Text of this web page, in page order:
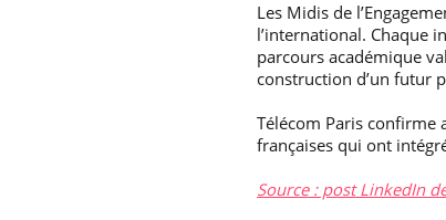
Les Midis de
l’international. Chaque
parcours académique
construction d’un futur
Télécom Paris confirme
françaises qui ont
Source : post LinkedIn